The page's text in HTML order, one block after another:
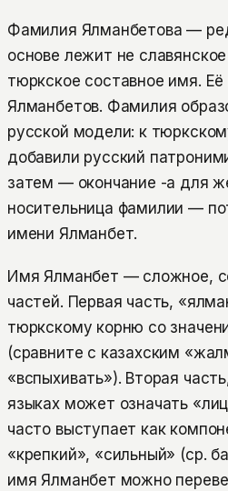
Фамилия Ялманбетова —
основе лежит не
тюркское составное имя.
Ялманбетов. Фамилия
русской модели: к
добавили русский
затем — окончание -а для
носительница фамилии —
имени Ялманбет.
Имя Ялманбет — сложное,
частей. Первая часть,
тюркскому корню со
(сравните с казахским
«вспыхивать»). Вторая
языках может означать
часто выступает как
«крепкий», «сильный» (ср.
имя Ялманбет можно